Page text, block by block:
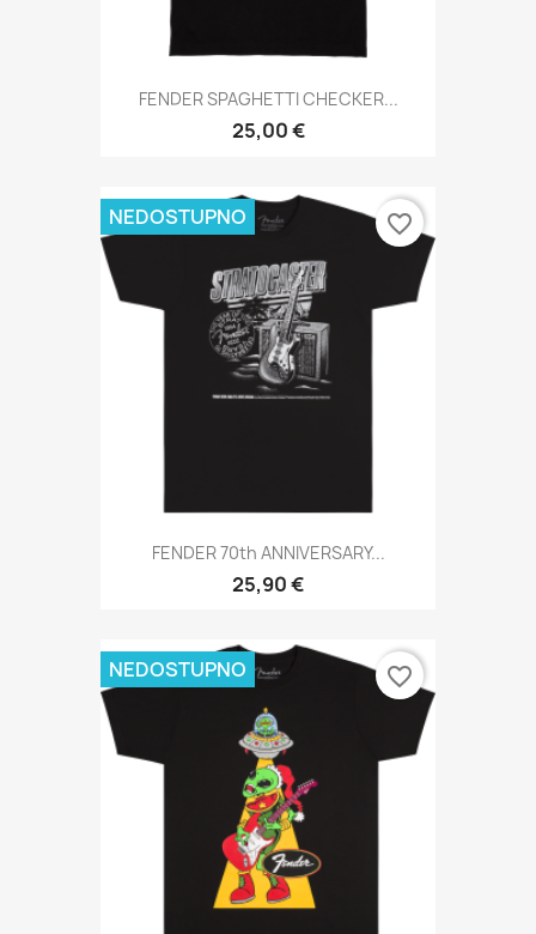
FENDER SPAGHETTI CHECKER...
25,00 €
FENDER 70th ANNIVERSARY...
25,90 €
NEDOSTUPNO favorite_border
NEDOSTUPNO favorite_border